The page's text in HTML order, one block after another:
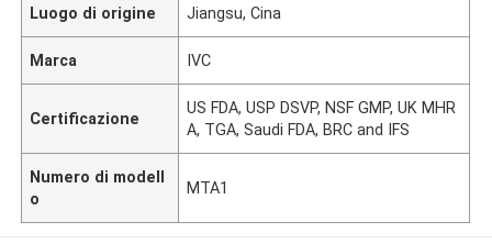
Luogo di origine Jiangsu, Cina
Marca IVC
Certificazione
US FDA, USP DSVP, NSF GMP, UK MHR
A, TGA, Saudi FDA, BRC and IFS
Numero di modell
o
MTA1